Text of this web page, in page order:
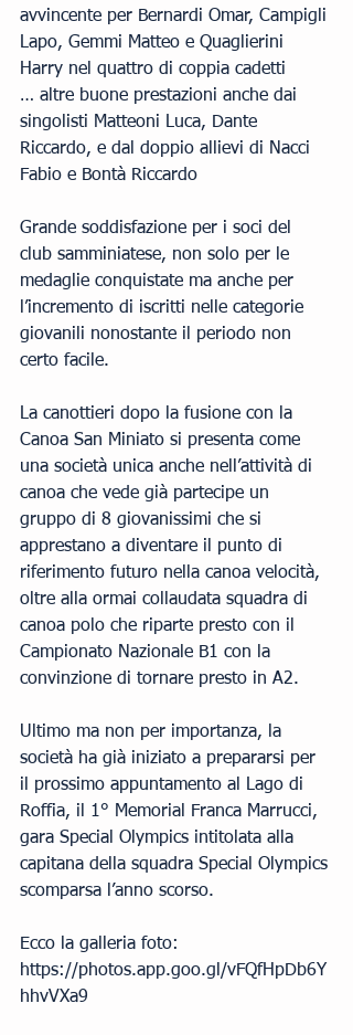
avvincente per Bernardi Omar, Campigli
Lapo, Gemmi Matteo e Quaglierini
Harry nel quattro di coppia cadetti
… altre buone prestazioni anche dai
singolisti Matteoni Luca, Dante
Riccardo, e dal doppio allievi di Nacci
Fabio e Bontà Riccardo
Grande soddisfazione per i soci del
club samminiatese, non solo per le
medaglie conquistate ma anche per
l’incremento di iscritti nelle categorie
giovanili nonostante il periodo non
certo facile.
La canottieri dopo la fusione con la
Canoa San Miniato si presenta come
una società unica anche nell’attività di
canoa che vede già partecipe un
gruppo di 8 giovanissimi che si
apprestano a diventare il punto di
riferimento futuro nella canoa velocità,
oltre alla ormai collaudata squadra di
canoa polo che riparte presto con il
Campionato Nazionale B1 con la
convinzione di tornare presto in A2.
Ultimo ma non per importanza, la
società ha già iniziato a prepararsi per
il prossimo appuntamento al Lago di
Roffia, il 1° Memorial Franca Marrucci,
gara Special Olympics intitolata alla
capitana della squadra Special Olympics
scomparsa l’anno scorso.
Ecco la galleria foto:
https://photos.app.goo.gl/vFQfHpDb6Y
hhvVXa9